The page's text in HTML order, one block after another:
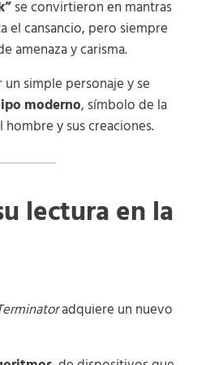
se convirtieron en mantras
el cansancio, pero siempre
amenaza y carisma.
simple personaje y se
moderno, símbolo de la
y sus creaciones.
lectura en la
adquiere un nuevo